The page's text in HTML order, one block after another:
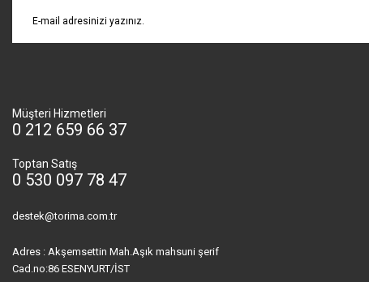
Müşteri Hizmetleri
0 212 659 66 37
Toptan Satış
0 530 097 78 47
destek@torima.com.tr
Adres : Akşemsettin Mah.Aşık mahsuni şerif
Cad.no:86 ESENYURT/İST